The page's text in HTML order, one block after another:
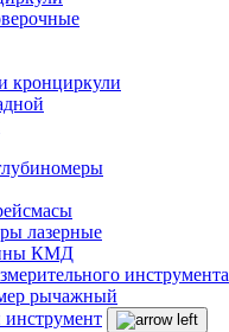
кронциркули
лазерные
КМД
инструмента
рычажный
инструмент